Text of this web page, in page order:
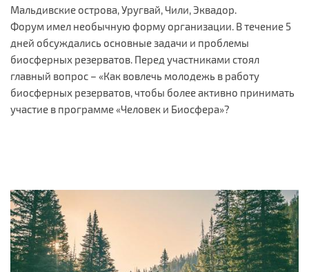
Мальдивские острова, Уругвай, Чили, Эквадор.
Форум имел необычную форму организации. В течение 5
дней обсуждались основные задачи и проблемы
биосферных резерватов. Перед участниками стоял
главный вопрос – «Как вовлечь молодежь в работу
биосферных резерватов, чтобы более активно принимать
участие в программе «Человек и Биосфера»?